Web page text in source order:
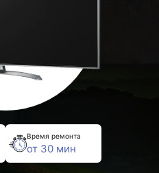
Время ремонта
от 30 мин